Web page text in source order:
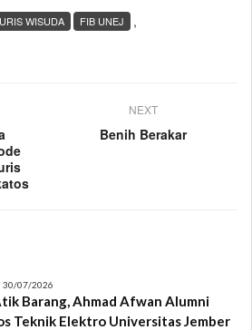
,
WISUDA
FIB UNEJ
NEXT
Benih Berakar
30/07/2026
Barang, Ahmad Afwan Alumni
Teknik Elektro Universitas Jember